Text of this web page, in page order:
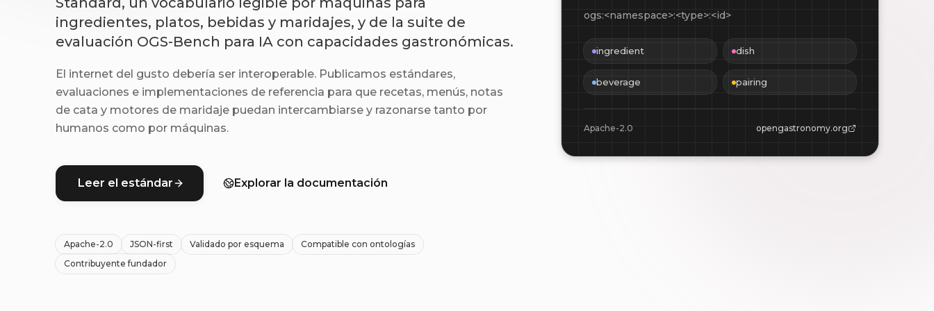
ingredientes, platos, bebidas y maridajes, y de la suite de
evaluación OGS-Bench para IA con capacidades gastronómicas.
El internet del gusto debería ser interoperable. Publicamos estándares,
evaluaciones e implementaciones de referencia para que recetas, menús, notas
de cata y motores de maridaje puedan intercambiarse y razonarse tanto por
humanos como por máquinas.
Leer el estándar Explorar la documentación
Apache-2.0 JSON-first Validado por esquema
Compatible con ontologías
Contribuyente fundador
ogs:<namespace>:<type>:<id>
ingredient dish
beverage pairing
Apache-2.0 opengastronomy.org